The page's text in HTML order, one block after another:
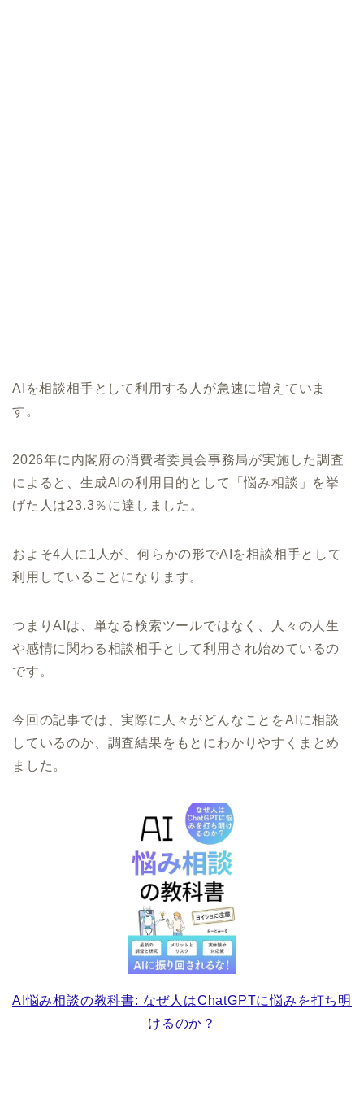
AIを相談相手として利用する人が急速に増えていま
す。
2026年に内閣府の消費者委員会事務局が実施した調査
によると、生成AIの利用目的として「悩み相談」を挙
げた人は23.3％に達しました。
およそ4人に1人が、何らかの形でAIを相談相手として
利用していることになります。
つまりAIは、単なる検索ツールではなく、人々の人生
や感情に関わる相談相手として利用され始めているの
です。
今回の記事では、実際に人々がどんなことをAIに相談
しているのか、調査結果をもとにわかりやすくまとめ
ました。
AI悩み相談の教科書: なぜ人はChatGPTに悩みを打ち明
けるのか？